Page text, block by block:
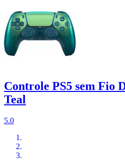
Controle PS5 sem Fio
Teal
5.0